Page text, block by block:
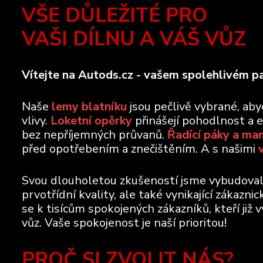
VŠE DŮLEŽITÉ PRO
VAŠI DÍLNU A VÁŠ VŮZ
Vítejte na Autods.cz - vašem spolehlivém
Naše lemy blatníku jsou pečlivě vybrané,
vlivy. Loketní opěrky přinášejí pohodlnost a
bez nepříjemných průvanů. Řadící páky a
před opotřebením a znečištěním. A s našimi
Svou dlouholetou zkušeností jsme
prvotřídní kvality, ale také vynikající
se k tisícům spokojených zákazníků, kteří již
vůz. Vaše spokojenost je naší prioritou!